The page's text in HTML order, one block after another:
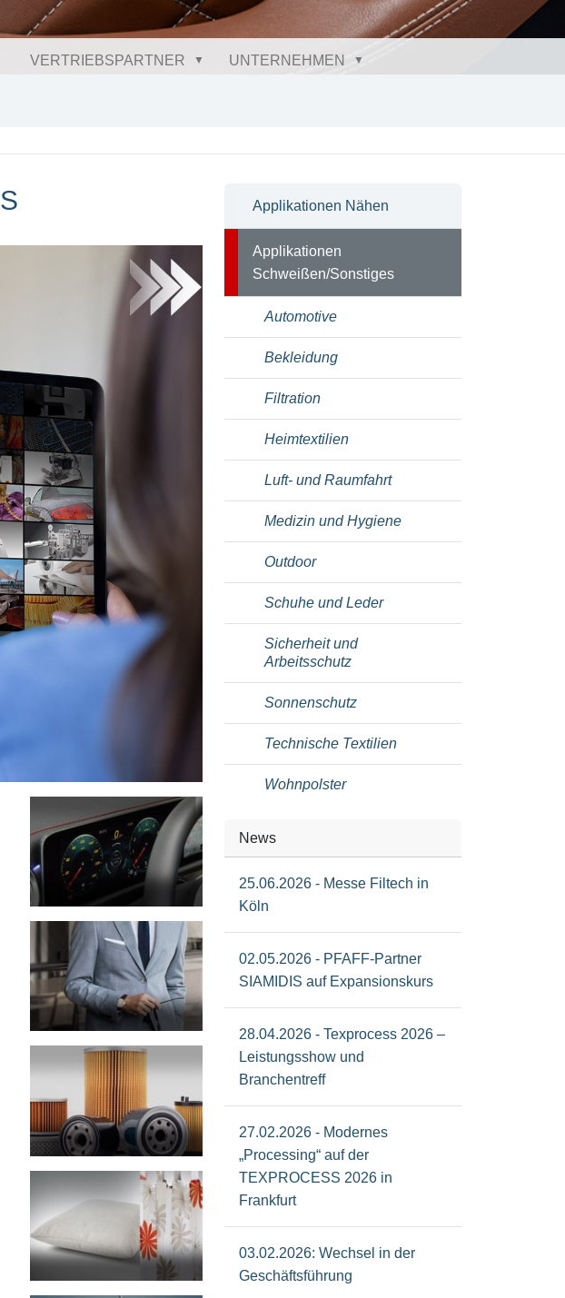
VERTRIEBSPARTNER UNTERNEHMEN
Applikationen Nähen
Applikationen
Schweißen/Sonstiges
Automotive
Bekleidung
Filtration
Heimtextilien
Luft- und Raumfahrt
Medizin und Hygiene
Outdoor
Schuhe und Leder
Sicherheit und
Arbeitsschutz
Sonnenschutz
Technische Textilien
Wohnpolster
News
25.06.2026 - Messe Filtech in
Köln
02.05.2026 - PFAFF-Partner
SIAMIDIS auf Expansionskurs
28.04.2026 - Texprocess 2026 –
Leistungsshow und
Branchentreff
27.02.2026 - Modernes
„Processing“ auf der
TEXPROCESS 2026 in
Frankfurt
03.02.2026: Wechsel in der
Geschäftsführung